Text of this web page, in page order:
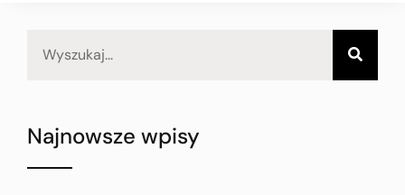
Najnowsze wpisy